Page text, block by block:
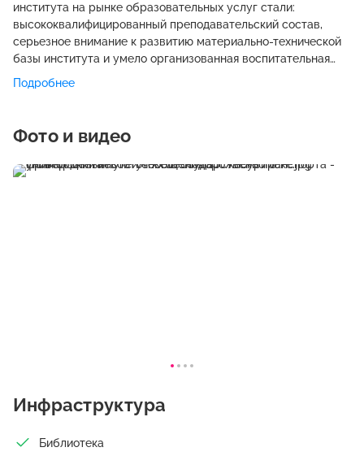
института на рынке образовательных услуг стали:
высококвалифицированный преподавательский состав,
серьезное внимание к развитию материально-технической
базы института и умело организованная воспитательная
работа. Учеба в Приморcком институте железнодорожного
транспорта - престижный и надежный вариант.
Подробнее
Фото и видео
Инфраструктура
Библиотека